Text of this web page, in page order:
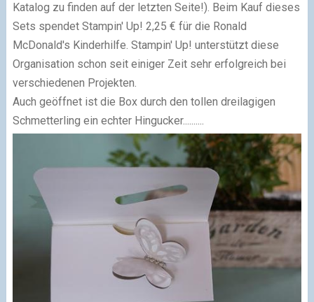
Katalog zu finden auf der letzten Seite!). Beim Kauf dieses
Sets spendet Stampin' Up! 2,25 € für die Ronald
McDonald's Kinderhilfe. Stampin' Up! unterstützt diese
Organisation schon seit einiger Zeit sehr erfolgreich bei
verschiedenen Projekten.
Auch geöffnet ist die Box durch den tollen dreilagigen
Schmetterling ein echter Hingucker..........